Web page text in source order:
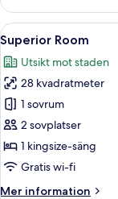
Suite
Öppna
alla
foton
för
Superior
Room
6
Superior Room
Utsikt mot staden
28 kvadratmeter
1 sovrum
2 sovplatser
1 kingsize-säng
Gratis wi-fi
Mer information
Mer